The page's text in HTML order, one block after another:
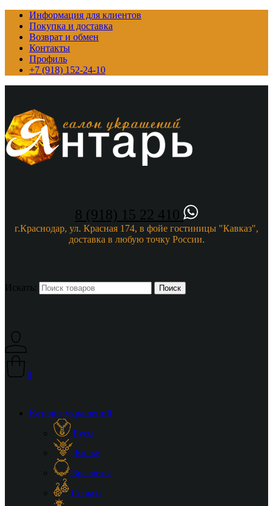
Информация для клиентов
Покупка и доставка
Возврат и обмен
Контакты
Профиль
+7 (918) 152-24-10
8 (918) 15 22 410
г.Краснодар, ул. Красная 174, в фойе гостиницы "Кавказ",
доставка в любую точку России.
Искать:
0
Каталог украшений
Бусы
Колье
Браслеты
Серьги